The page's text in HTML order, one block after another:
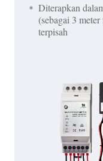
Diterapkan
(sebagai 3
terpisah